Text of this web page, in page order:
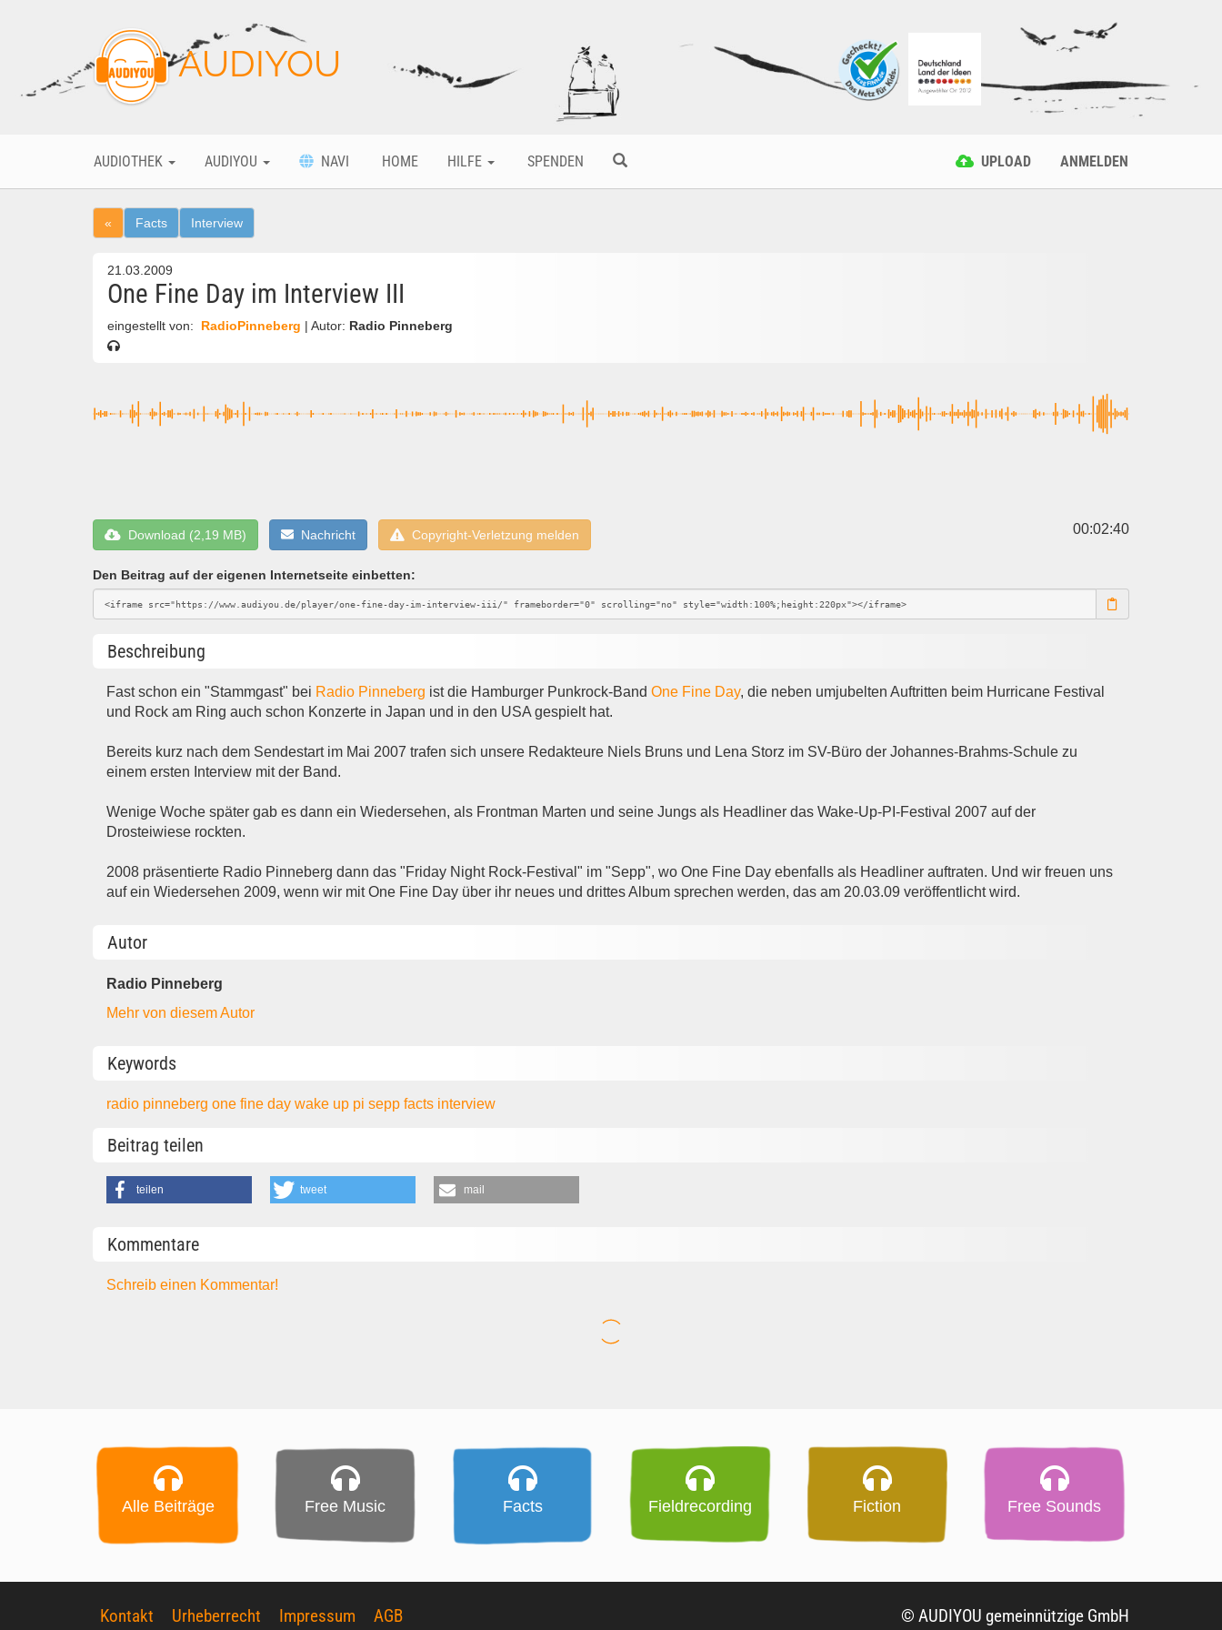
AUDIYOU
AUDIOTHEK AUDIYOU NAVI HOME HILFE SPENDEN UPLOAD ANMELDEN
« Facts Interview
21.03.2009
One Fine Day im Interview III
eingestellt von: RadioPinneberg | Autor: Radio Pinneberg
Download (2,19 MB) Nachricht Copyright-Verletzung melden 00:02:40
Den Beitrag auf der eigenen Internetseite einbetten:
Beschreibung
Fast schon ein "Stammgast" bei Radio Pinneberg ist die Hamburger Punkrock-BandOne Fine Day, die neben umjubelten Auftritten beim Hurricane Festival
und Rock am Ring auch schon Konzerte in Japan und in den USA gespielt hat.
Bereits kurz nach dem Sendestart im Mai 2007 trafen sich unsere Redakteure Niels Bruns und Lena Storz im SV-Büro der Johannes-Brahms-Schule zu
einem ersten Interview mit der Band.
Wenige Woche später gab es dann ein Wiedersehen, als Frontman Marten und seine Jungs als Headliner das Wake-Up-PI-Festival 2007 auf der
Drosteiwiese rockten.
2008 präsentierte Radio Pinneberg dann das "Friday Night Rock-Festival" im "Sepp", wo One Fine Day ebenfalls als Headliner auftraten. Und wir freuen uns
auf ein Wiedersehen 2009, wenn wir mit One Fine Day über ihr neues und drittes Album sprechen werden, das am 20.03.09 veröffentlicht wird.
Autor
Radio Pinneberg
Mehr von diesem Autor
Keywords
radio pinnebergone fine daywake up piseppfacts interview
Beitrag teilen
teilen tweet mail
Kommentare
Schreib einen Kommentar!
Alle Beiträge Free Music Facts Fieldrecording Fiction Free Sounds
Kontakt Urheberrecht Impressum
AGB
© AUDIYOU gemeinnützige GmbH